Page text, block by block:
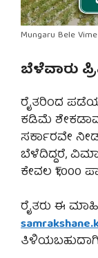
Mungaru Bele
ಬೆಳೆವಾರು
ರೈತರಿಂದ
ಕಡಿಮೆ
ಸರ್ಕಾರವೇ
ಬೆಳೆದಿದ್ದರೆ, ವಿಮಾ
ಕೇವಲ ₹1,000
ರೈತರು ಈ